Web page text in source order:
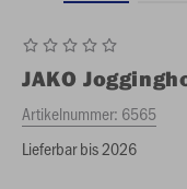
JAKO
Artikelnummer: 6565
Lieferbar bis 2026